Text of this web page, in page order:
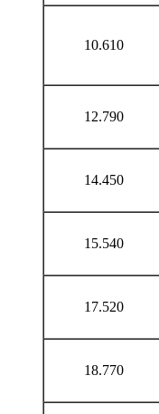
10.610
12.790
14.450
15.540
17.520
18.770